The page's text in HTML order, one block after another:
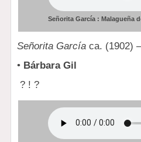
Señorita García : Malagueña
Señorita García ca. (1902)
• Bárbara Gil
? ! ?